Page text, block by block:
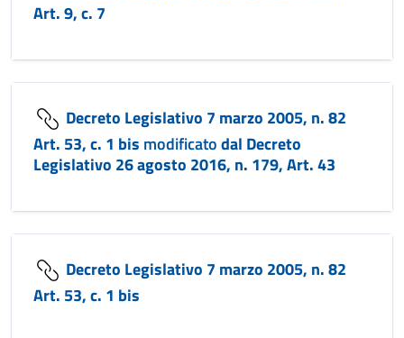
Art. 9, c. 7
Decreto Legislativo 7 marzo 2005, n. 82
Art. 53, c. 1 bis modificatodal Decreto
Legislativo 26 agosto 2016, n. 179, Art. 43
Decreto Legislativo 7 marzo 2005, n. 82
Art. 53, c. 1 bis